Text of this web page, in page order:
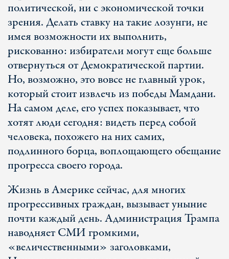
политической, ни с экономической точки
зрения. Делать ставку на такие лозунги, не
имея возможности их выполнить,
рискованно: избиратели могут еще больше
отвернуться от Демократической партии.
Но, возможно, это вовсе не главный урок,
который стоит извлечь из победы Мамдани.
На самом деле, его успех показывает, что
хотят люди сегодня: видеть перед собой
человека, похожего на них самих,
подлинного борца, воплощающего обещание
прогресса своего города.
Жизнь в Америке сейчас, для многих
прогрессивных граждан, вызывает уныние
почти каждый день. Администрация Трампа
наводняет СМИ громкими,
«величественными» заголовками,